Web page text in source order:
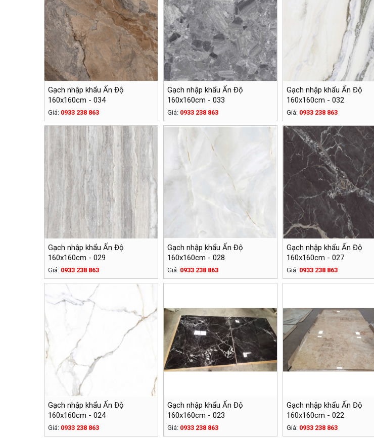
Gạch nhập khẩu Ấn Độ
160x160cm - 034
Giá: 0933 238 863
Gạch nhập khẩu Ấn Độ
160x160cm - 033
Giá: 0933 238 863
Gạch nhập khẩu Ấn Độ
160x160cm - 032
Giá: 0933 238 863
Gạch nhập khẩu Ấn Độ
160x160cm - 029
Giá: 0933 238 863
Gạch nhập khẩu Ấn Độ
160x160cm - 028
Giá: 0933 238 863
Gạch nhập khẩu Ấn Độ
160x160cm - 027
Giá: 0933 238 863
Gạch nhập khẩu Ấn Độ
160x160cm - 024
Giá: 0933 238 863
Gạch nhập khẩu Ấn Độ
160x160cm - 023
Giá: 0933 238 863
Gạch nhập khẩu Ấn Độ
160x160cm - 022
Giá: 0933 238 863